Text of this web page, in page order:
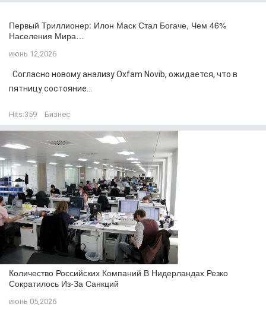
Первый Триллионер: Илон Маск Стал Богаче, Чем 46%
Населения Мира…
июнь 12,2026
Согласно новому анализу Oxfam Novib, ожидается, что в
пятницу состояние...
Hits:359 Бизнес
Количество Российских Компаний В Нидерландах Резко
Сократилось Из-За Санкций
июнь 05,2026